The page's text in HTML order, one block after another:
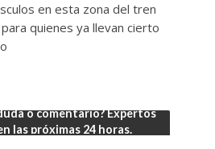
en esta zona del tren
quienes ya llevan cierto
o comentario? Expertos
las próximas 24 horas.